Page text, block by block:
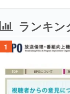
ランキン
1